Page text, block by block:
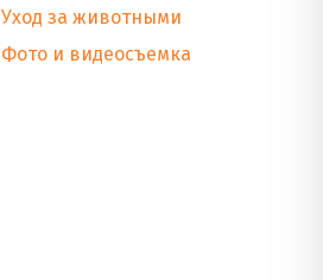
Уход за животными
Фото и видеосъемка